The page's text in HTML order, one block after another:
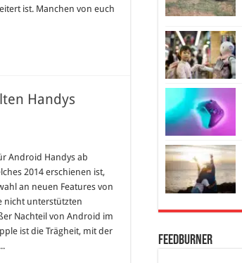
ist. Manchen von euch
Handys
Android Handys ab
2014 erschienen ist,
an neuen Features von
nicht unterstützten
Nachteil von Android im
ist die Trägheit, mit der
FeedBurner